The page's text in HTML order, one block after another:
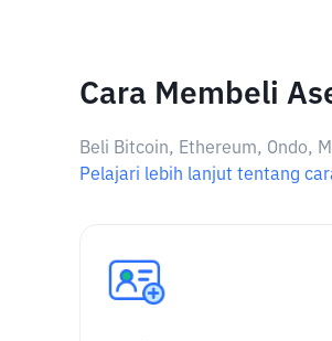
Cara Membeli
Beli Bitcoin, Ethereum, Ondo,
Pelajari lebih lanjut tentang